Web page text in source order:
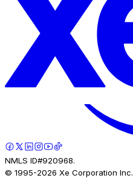
NMLS ID#920968.
© 1995-2026 Xe Corporation Inc.